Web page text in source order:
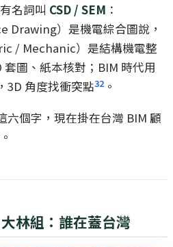
名詞叫 CSD / SEM ：
Drawing）是機電綜合圖說，
/ Mechanic）是結構機電整
圖、紙本核對；BIM 時代用
3D 角度找衝突點32 。
六個字，現在掛在台灣 BIM 顧
林組：誰在蓋台灣